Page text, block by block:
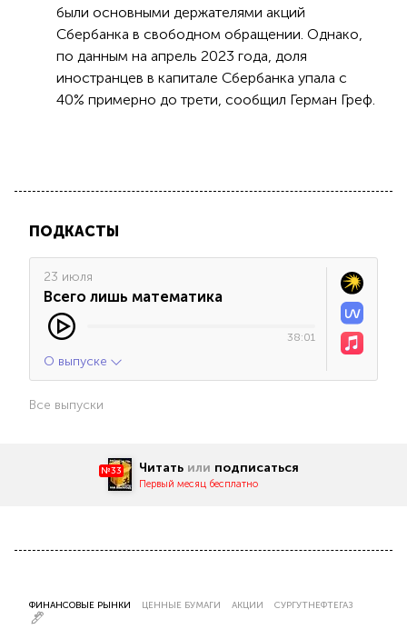
были основными держателями акций
Сбербанка в свободном обращении. Однако,
по данным на апрель 2023 года, доля
иностранцев в капитале Сбербанка упала с
40% примерно до трети, сообщил Герман Греф.
ПОДКАСТЫ
23 июля
Всего лишь математика
38:01
О выпуске
Все выпуски
№33 Читать или подписаться
Первый месяц бесплатно
ФИНАНСОВЫЕ РЫНКИ ЦЕННЫЕ БУМАГИ АКЦИИ СУРГУТНЕФТЕГАЗ